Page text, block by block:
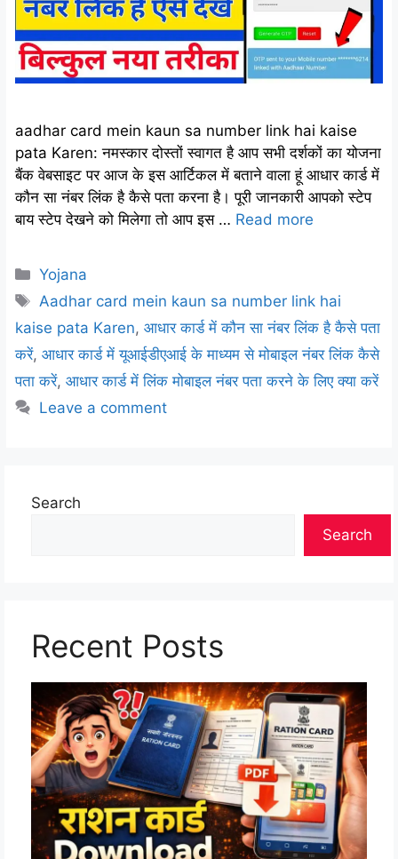
aadhar card mein kaun sa number link hai kaise
pata Karen: नमस्कार दोस्तों स्वागत है आप सभी दर्शकों का योजना
बैंक वेबसाइट पर आज के इस आर्टिकल में बताने वाला हूं आधार कार्ड में
कौन सा नंबर लिंक है कैसे पता करना है। पूरी जानकारी आपको स्टेप
बाय स्टेप देखने को मिलेगा तो आप इस … Read more
Categories
Yojana
Tags
Aadhar card mein kaun sa number link hai
kaise pata Karen, आधार कार्ड में कौन सा नंबर लिंक है कैसे पता
करें, आधार कार्ड में यूआईडीएआई के माध्यम से मोबाइल नंबर लिंक कैसे
पता करें, आधार कार्ड में लिंक मोबाइल नंबर पता करने के लिए क्या करें
Leave a comment
Search
Search
Recent Posts